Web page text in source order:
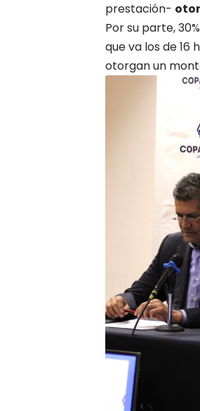
prestación-
Por su parte,
que va los de 16
otorgan un